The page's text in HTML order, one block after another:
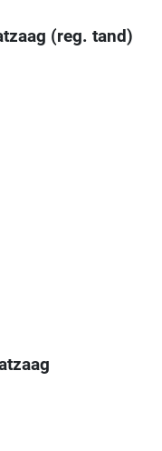
(reg. tand)